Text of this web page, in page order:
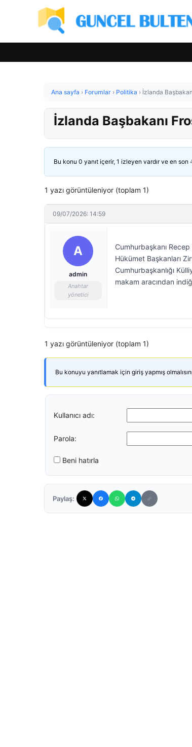
Ana sayfa › Forumlar › Politika › İzlanda
İzlanda Başbakanı
Bu konu 0 yanıt içerir, 1 izleyen vardır ve en son
1 yazı görüntüleniyor (toplam 1)
09/07/2026: 14:59
A
admin
Anahtar
yönetici
Cumhurbaşkanı
Hükümet Başkanları
Cumhurbaşkanlığı
makam aracından
1 yazı görüntüleniyor (toplam 1)
Bu konuyu yanıtlamak için giriş yapmış
Kullanıcı adı:
Parola:
Beni hatırla
Paylaş: